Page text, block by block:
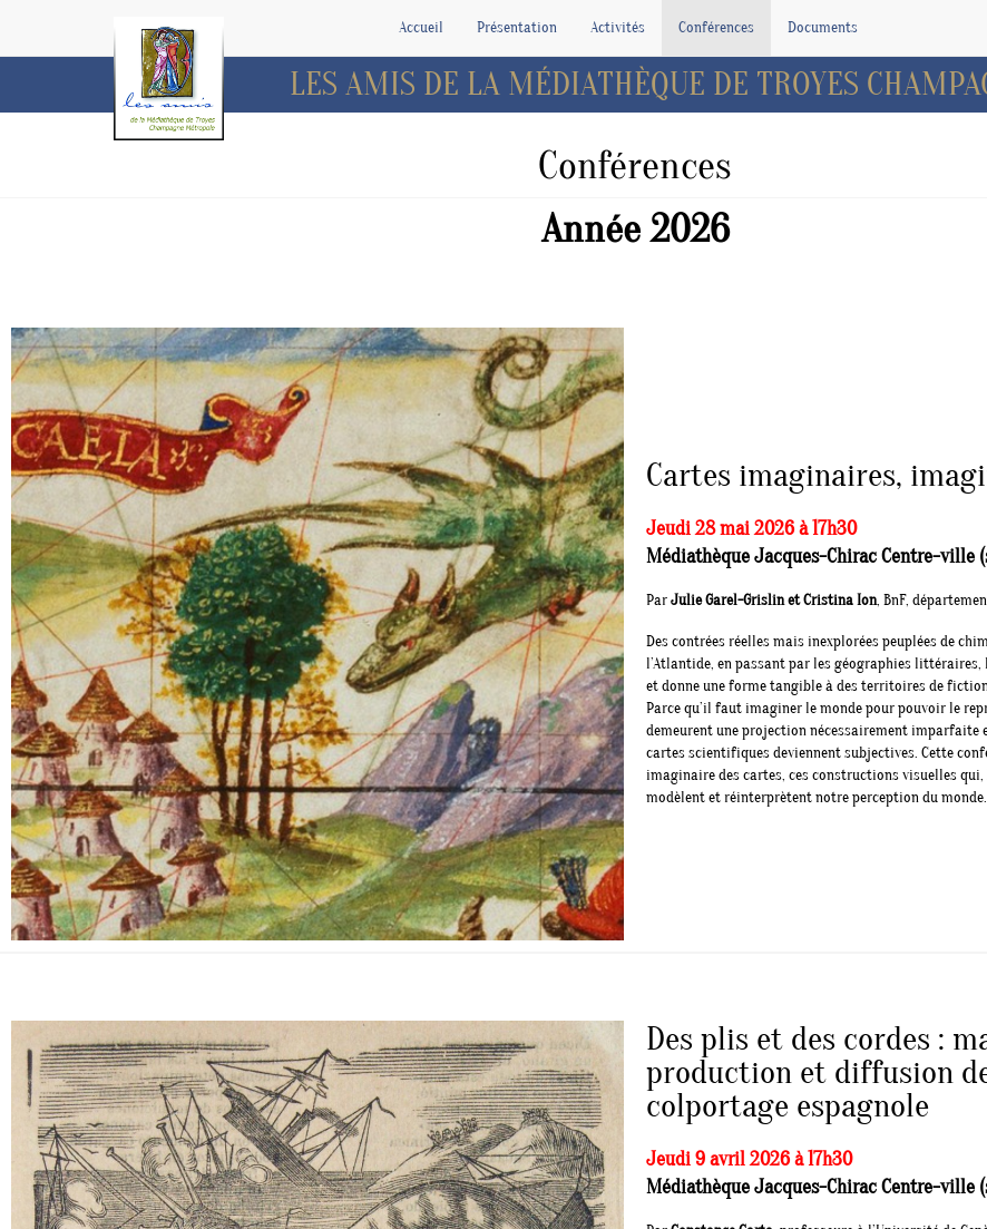
Accueil Présentation Activités Conférences Documents
LES AMIS DE LA MÉDIATHÈQUE DE TROYES
Conférences
Année 2026
Cartes imaginaires,
Jeudi 28 mai 2026 à 17h30
Médiathèque Jacques-Chirac Centre-ville
ParJulie Garel-Grislin et Cristina Ion, BnF,
Des contrées réelles mais inexplorées peuplées de
l’Atlantide, en passant par les géographies
et donne une forme tangible à des territoires de
Parce qu’il faut imaginer le monde pour pouvoir le
demeurent une projection nécessairement imparfaite
cartes scientifiques deviennent subjectives. Cette
imaginaire des cartes, ces constructions visuelles
modèlent et réinterprètent notre perception du monde.
Des plis et des cordes :
production et diffusion
colportage espagnole
Jeudi 9 avril 2026 à 17h30
Médiathèque Jacques-Chirac Centre-ville